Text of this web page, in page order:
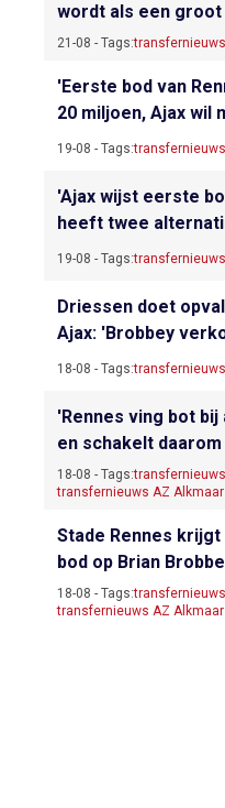
wordt als een
21-08 - Tags:
'Eerste bod van
20 miljoen, Ajax wil
19-08 - Tags:
'Ajax wijst eerste
heeft twee
19-08 - Tags:
Driessen doet
Ajax: 'Brobbey
18-08 - Tags:
'Rennes ving bot
en schakelt
18-08 - Tags:
transfernieuws AZ Alkmaar
Stade Rennes krijgt
bod op Brian
18-08 - Tags:
transfernieuws AZ Alkmaar